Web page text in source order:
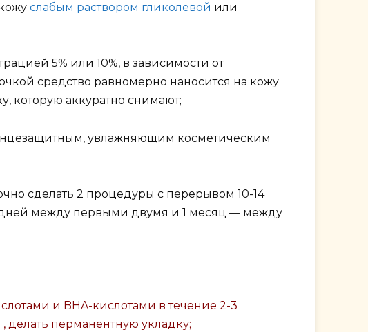
слабым раствором гликолевой или
5% или 10%, в зависимости от
средство равномерно наносится на кожу
которую аккуратно снимают;
увлажняющим косметическим
сделать 2 процедуры с перерывом 10-14
между первыми двумя и 1 месяц — между
и BHA-кислотами в течение 2-3
, делать перманентную укладку;